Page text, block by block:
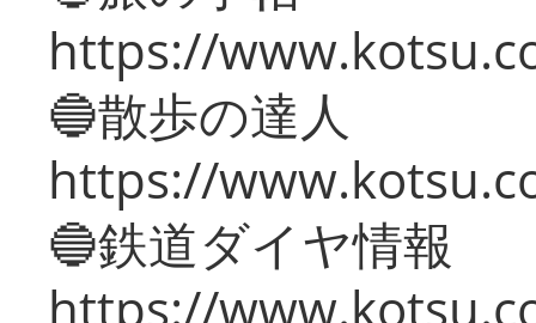
https://
🔵散歩の達人
https://
🔵鉄道ダイヤ情報
https://